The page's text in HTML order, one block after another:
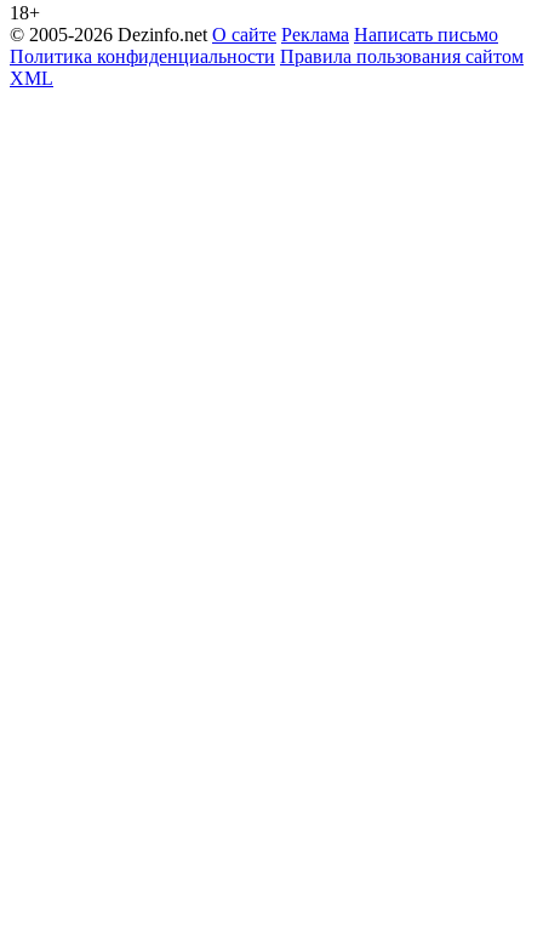
18+
© 2005-2026 Dezinfo.net О сайте Реклама Написать письмо
Политика конфиденциальности Правила пользования сайтом
XML